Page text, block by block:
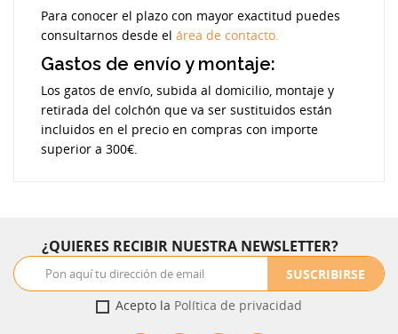
Para conocer el plazo con mayor exactitud puedes
consultarnos desde el área de contacto.
Gastos de envío y montaje:
Los gatos de envío, subida al domicilio, montaje y
retirada del colchón que va ser sustituidos están
incluidos en el precio en compras con importe
superior a 300€.
¿QUIERES RECIBIR NUESTRA NEWSLETTER?
SUSCRIBIRSE
Acepto la Política de privacidad